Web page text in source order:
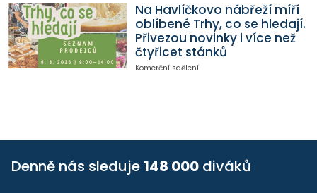
Na Havlíčkovo nábřeží míří
oblíbené Trhy, co se hledají.
Přivezou novinky i více než
čtyřicet stánků
Komerční sdělení
Denně nás sleduje 148 000 diváků